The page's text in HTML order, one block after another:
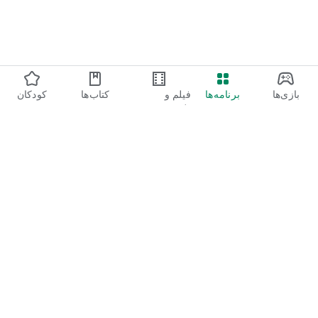
بازی‌ها برنامه‌ها
فیلم و
تلویزیون
کتاب‌ها کودکان